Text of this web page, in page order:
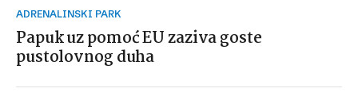
ADRENALINSKI PARK
Papuk uz pomoć EU zaziva goste
pustolovnog duha